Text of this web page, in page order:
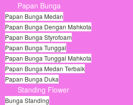
Papan Bunga
Papan Bunga Medan
Papan Bunga Dengan Mahkota
Papan Bunga Styrofoam
Papan Bunga Tunggal
Papan Bunga Tunggal Mahkota
Papan Bunga Medan Terbaik
Papan Bunga Duka
Standing Flower
Bunga Standing